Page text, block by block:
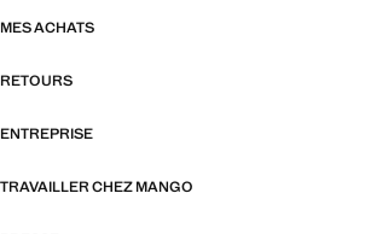
MES ACHATS
RETOURS
ENTREPRISE
TRAVAILLER CHEZ MANGO